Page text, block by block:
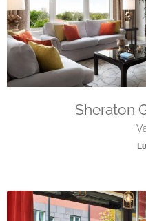
Sheraton